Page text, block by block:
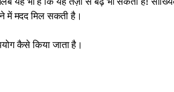
में मदद मिल सकती है।
कैसे किया जाता है।